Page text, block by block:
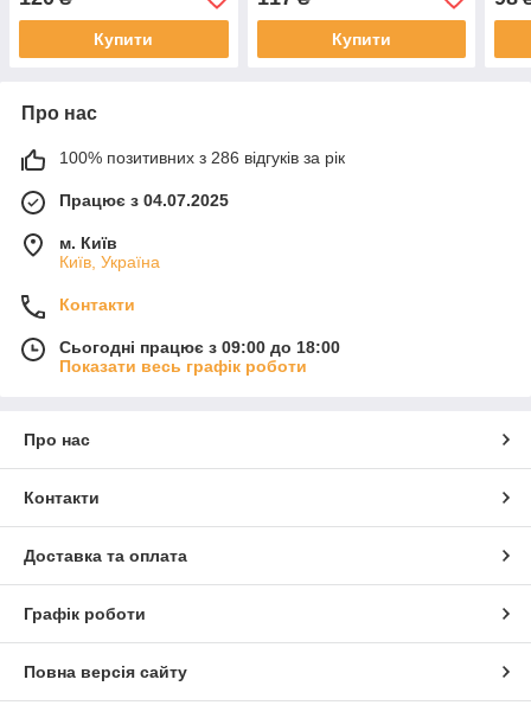
Купити Купити
Про нас
100% позитивних з 286 відгуків за рік
Працює з 04.07.2025
м. Київ
Київ, Україна
Контакти
Сьогодні працює з 09:00 до 18:00
Показати весь графік роботи
Про нас
Контакти
Доставка та оплата
Графік роботи
Повна версія сайту